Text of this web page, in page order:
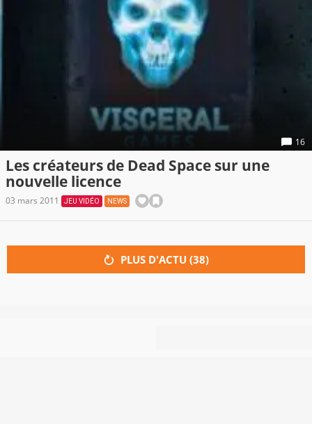
16
Les créateurs de Dead Space sur une
nouvelle licence
03 mars 2011 JEU VIDÉO NEWS
PLUS D'ACTU (38)